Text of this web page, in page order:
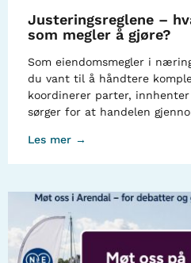
Justeringsreglene –
som megler å gjøre?
Som eiendomsmegler i
du vant til å håndtere
koordinerer parter,
sørger for at handelen
Les mer →